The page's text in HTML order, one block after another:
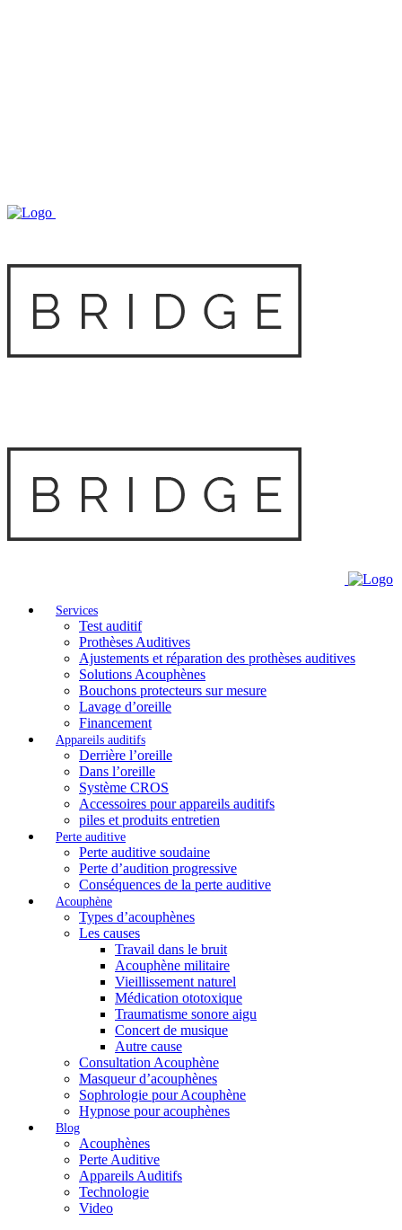
Services
Test auditif
Prothèses Auditives
Ajustements et réparation des prothèses auditives
Solutions Acouphènes
Bouchons protecteurs sur mesure
Lavage d’oreille
Financement
Appareils auditifs
Derrière l’oreille
Dans l’oreille
Système CROS
Accessoires pour appareils auditifs
piles et produits entretien
Perte auditive
Perte auditive soudaine
Perte d’audition progressive
Conséquences de la perte auditive
Acouphène
Types d’acouphènes
Les causes
Travail dans le bruit
Acouphène militaire
Vieillissement naturel
Médication ototoxique
Traumatisme sonore aigu
Concert de musique
Autre cause
Consultation Acouphène
Masqueur d’acouphènes
Sophrologie pour Acouphène
Hypnose pour acouphènes
Blog
Acouphènes
Perte Auditive
Appareils Auditifs
Technologie
Video